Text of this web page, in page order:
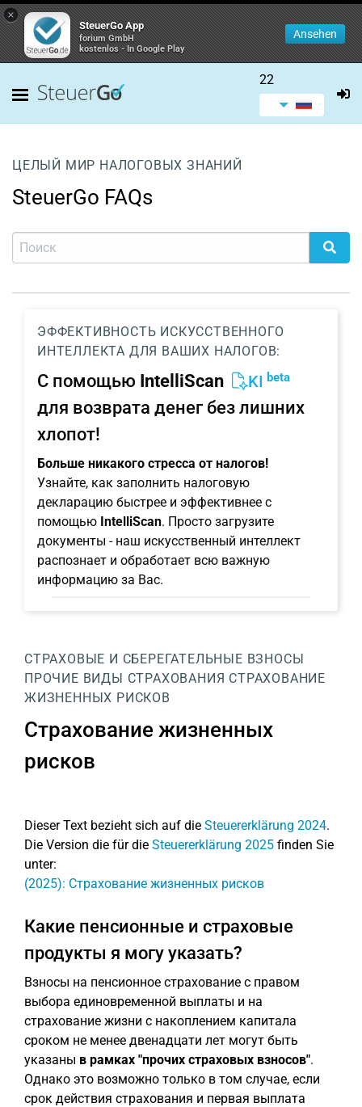
×
SteuerGo App
forium GmbH
kostenlos - In Google Play
Ansehen
22
ЦЕЛЫЙ МИР НАЛОГОВЫХ ЗНАНИЙ
SteuerGo FAQs
ЭФФЕКТИВНОСТЬ ИСКУССТВЕННОГО
ИНТЕЛЛЕКТА ДЛЯ ВАШИХ НАЛОГОВ:
С помощью IntelliScan KI beta
для возврата денег без лишних
хлопот!
Больше никакого стресса от налогов!
Узнайте, как заполнить налоговую
декларацию быстрее и эффективнее с
помощью IntelliScan. Просто загрузите
документы - наш искусственный интеллект
распознает и обработает всю важную
информацию за Вас.
СТРАХОВЫЕ И СБЕРЕГАТЕЛЬНЫЕ ВЗНОСЫ
ПРОЧИЕ ВИДЫ СТРАХОВАНИЯ СТРАХОВАНИЕ
ЖИЗНЕННЫХ РИСКОВ
Страхование жизненных
рисков
Dieser Text bezieht sich auf die Steuererklärung 2024.
Die Version die für die Steuererklärung 2025 finden Sie
unter:
(2025): Страхование жизненных рисков
Какие пенсионные и страховые
продукты я могу указать?
Взносы на пенсионное страхование с правом
выбора единовременной выплаты и на
страхование жизни с накоплением капитала
сроком не менее двенадцати лет могут быть
указаны в рамках "прочих страховых взносов".
Однако это возможно только в том случае, если
срок действия страхования и первая выплата